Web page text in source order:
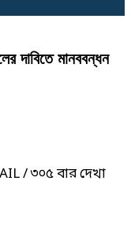
দাবিতে মানববন্ধন
/ ৩০৫ বার দেখা